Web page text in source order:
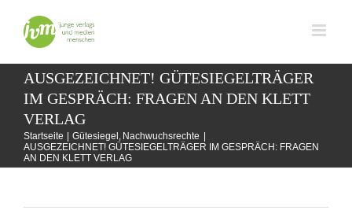
Inhalt
springen
AUSGEZEICHNET! GÜTESIEGELTRÄGER
IM GESPRÄCH: FRAGEN AN DEN KLETT
VERLAG
Startseite Gütesiegel Nachwuchsrechte
AUSGEZEICHNET! GÜTESIEGELTRÄGER IM GESPRÄCH: FRAGEN
AN DEN KLETT VERLAG